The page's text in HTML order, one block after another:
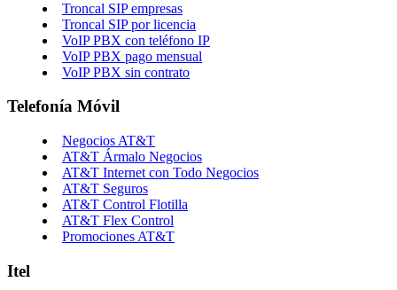
Troncal SIP empresas
Troncal SIP por licencia
VoIP PBX con teléfono IP
VoIP PBX pago mensual
VoIP PBX sin contrato
Telefonía Móvil
Negocios AT&T
AT&T Ármalo Negocios
AT&T Internet con Todo Negocios
AT&T Seguros
AT&T Control Flotilla
AT&T Flex Control
Promociones AT&T
Itel